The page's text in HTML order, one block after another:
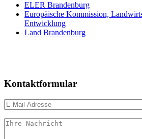
ELER Brandenburg
Europäische Kommission,
Entwicklung
Land Brandenburg
Kontaktformular